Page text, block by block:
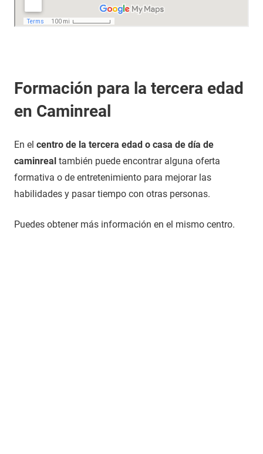
Formación para la tercera edad
en Caminreal
En el centro de la tercera edad o casa de día de
caminreal también puede encontrar alguna oferta
formativa o de entretenimiento para mejorar las
habilidades y pasar tiempo con otras personas.
Puedes obtener más información en el mismo centro.